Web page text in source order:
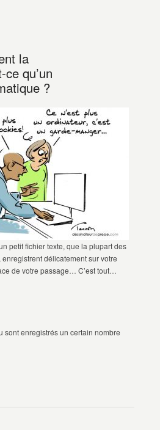
la
qu’un
?
petit fichier texte, que la plupart des
délicatement sur votre
de votre passage… C’est tout…
sont enregistrés un certain nombre